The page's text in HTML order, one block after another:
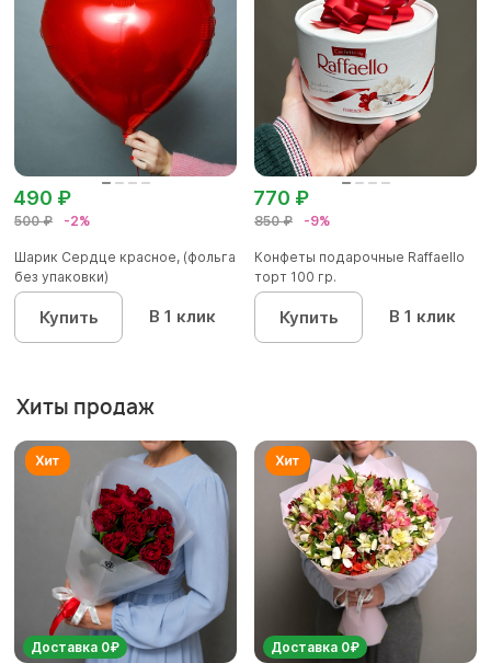
500 ₽ -2%
490 ₽
Шарик Сердце красное, (фольга
без упаковки)
Купить В 1 клик
850 ₽ -9%
770 ₽
Конфеты подарочные Raffaello
торт 100 гр.
Купить В 1 клик
Хиты продаж
Доставка 0₽ Доставка 0₽